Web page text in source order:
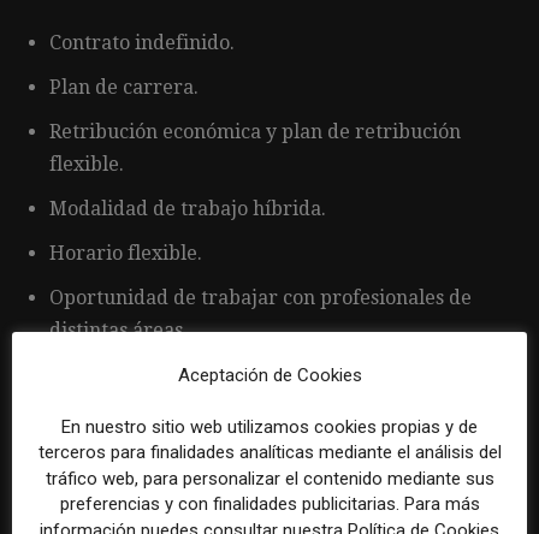
Contrato indefinido.
Plan de carrera.
Retribución económica y plan de retribución
flexible.
Modalidad de trabajo híbrida.
Horario flexible.
Oportunidad de trabajar con profesionales de
distintas áreas.
Posibilidad de adquirir experiencia en el sector de
Aceptación de Cookies
En nuestro sitio web utilizamos cookies propias y de
terceros para finalidades analíticas mediante el análisis del
tráfico web, para personalizar el contenido mediante sus
preferencias y con finalidades publicitarias. Para más